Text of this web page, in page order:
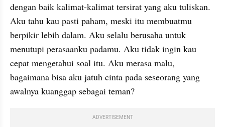
dengan baik kalimat-kalimat tersirat yang aku tuliskan.
Aku tahu kau pasti paham, meski itu membuatmu
berpikir lebih dalam. Aku selalu berusaha untuk
menutupi perasaanku padamu. Aku tidak ingin kau
cepat mengetahui soal itu. Aku merasa malu,
bagaimana bisa aku jatuh cinta pada seseorang yang
awalnya kuanggap sebagai teman?
ADVERTISEMENT